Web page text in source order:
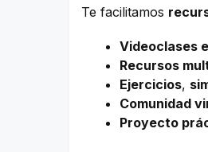
Te facilitamos
Videoclases
Recursos
Ejercicios,
Comunidad
Proyecto